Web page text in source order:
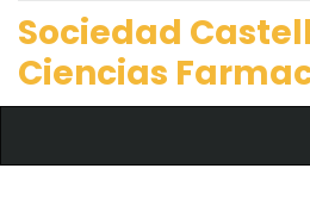
Sociedad
Ciencias